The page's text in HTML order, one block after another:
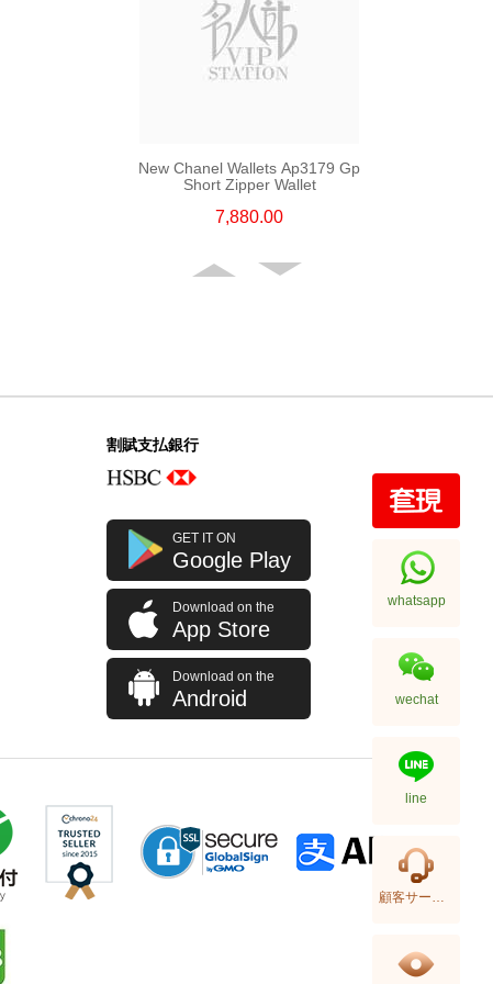
New Chanel Wallets Ap3179 Gp
Short Zipper Wallet
7,880.00
New Chanel Wallets Ap3791 Gp
Short Button Wallet
9,280.00
割賦支払銀行
GET IT ON
Google Play
Download on the
App Store
Download on the
Android
whatsapp
wechat
line
顧客サービス